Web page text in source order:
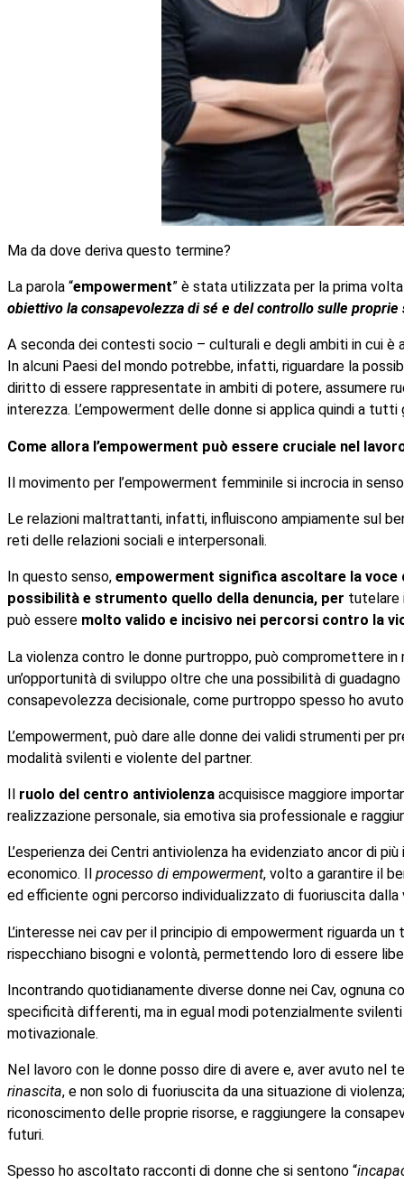
Ma da dove deriva questo termine?
La parola “empowerment” è stata utilizzata per la prima
obiettivo la consapevolezza di sé e del controllo sulle
A seconda dei contesti socio – culturali e degli ambiti in cui
In alcuni Paesi del mondo potrebbe, infatti, riguardare la
diritto di essere rappresentate in ambiti di potere, assumere
interezza. L’empowerment delle donne si applica quindi a
Come allora l’empowerment può essere cruciale nel
Il movimento per l’empowerment femminile si incrocia in
Le relazioni maltrattanti, infatti, influiscono ampiamente sul
reti delle relazioni sociali e interpersonali.
In questo senso, empowerment significa ascoltare la voce
possibilità e strumento quello della denuncia, per tutelare
può essere molto valido e incisivo nei percorsi contro la
La violenza contro le donne purtroppo, può compromettere
un’opportunità di sviluppo oltre che una possibilità di
consapevolezza decisionale, come purtroppo spesso ho
L’empowerment, può dare alle donne dei validi strumenti
modalità svilenti e violente del partner.
Il ruolo del centro antiviolenza acquisisce maggiore
realizzazione personale, sia emotiva sia professionale e
L’esperienza dei Centri antiviolenza ha evidenziato ancor di
economico. Il processo di empowerment, volto a garantire il
ed efficiente ogni percorso individualizzato di fuoriuscita dalla
L’interesse nei cav per il principio di empowerment riguarda
rispecchiano bisogni e volontà, permettendo loro di essere
Incontrando quotidianamente diverse donne nei Cav, ognuna
specificità differenti, ma in egual modi potenzialmente
motivazionale.
Nel lavoro con le donne posso dire di avere e, aver avuto nel
rinascita, e non solo di fuoriuscita da una situazione di
riconoscimento delle proprie risorse, e raggiungere la
futuri.
Spesso ho ascoltato racconti di donne che si sentono “